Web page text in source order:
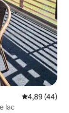
Évaluation
4,89 (44)
lac